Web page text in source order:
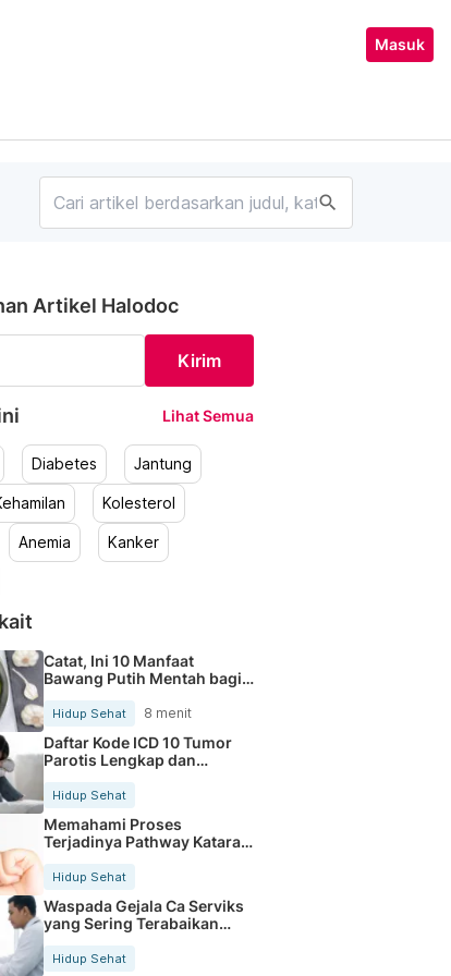
Masuk
search
Artikel Halodoc
Kirim
Lihat Semua
Diabetes Jantung
Kolesterol
Anemia Kanker
Catat, Ini 10 Manfaat
Bawang Putih Mentah bagi
Hidup Sehat 8 menit
Daftar Kode ICD 10 Tumor
Parotis Lengkap dan
Hidup Sehat
Memahami Proses
Terjadinya Pathway Katarak
Hidup Sehat
Waspada Gejala Ca Serviks
yang Sering Terabaikan
Hidup Sehat